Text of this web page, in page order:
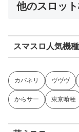
他のスロッ
スマスロ人気機種
カバネリ ヴヴヴ
からサー 東京喰種